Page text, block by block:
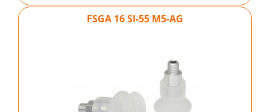
FSGA 16 SI-55 M5-AG